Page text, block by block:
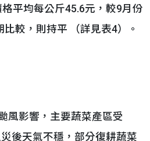
均每公斤45.6元，較9月份
較，則持平 （詳見表4）。
影響，主要蔬菜產區受
後天氣不穩，部分復耕蔬菜